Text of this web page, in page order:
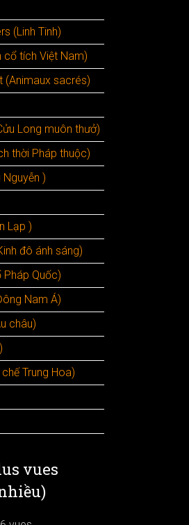
(Linh Tinh)
cổ tích Việt Nam)
(Animaux sacrés)
Long muôn thưở)
thời Pháp thuộc)
Nguyễn )
Lạp )
đô ánh sáng)
Pháp Quốc)
Nam Á)
châu)
Trung Hoa)
vues